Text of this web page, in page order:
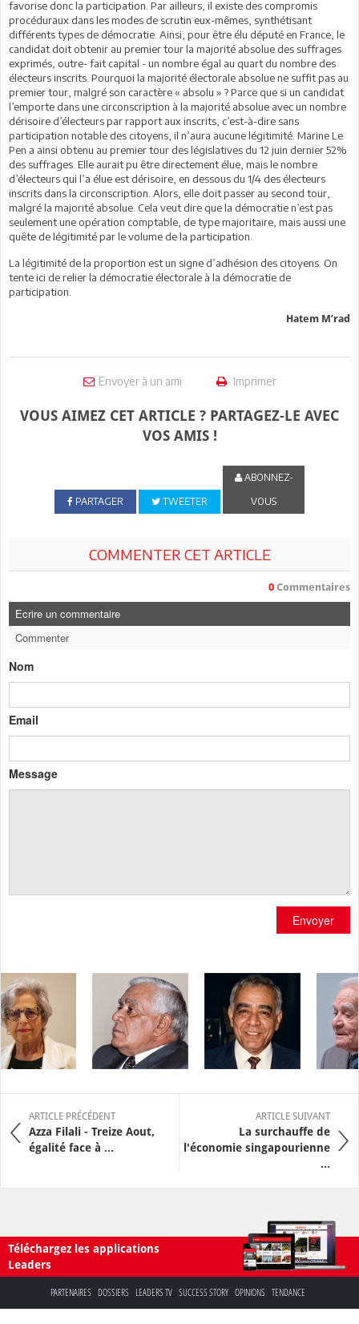
favorise donc la participation. Par ailleurs, il existe des compromis
procéduraux dans les modes de scrutin eux-mêmes, synthétisant
différents types de démocratie. Ainsi, pour être élu député en France, le
candidat doit obtenir au premier tour la majorité absolue des suffrages
exprimés, outre- fait capital - un nombre égal au quart du nombre des
électeurs inscrits. Pourquoi la majorité électorale absolue ne suffit pas au
premier tour, malgré son caractère « absolu » ? Parce que si un candidat
l’emporte dans une circonscription à la majorité absolue avec un nombre
dérisoire d’électeurs par rapport aux inscrits, c’est-à-dire sans
participation notable des citoyens, il n’aura aucune légitimité. Marine Le
Pen a ainsi obtenu au premier tour des législatives du 12 juin dernier 52%
des suffrages. Elle aurait pu être directement élue, mais le nombre
d’électeurs qui l’a élue est dérisoire, en dessous du 1/4 des électeurs
inscrits dans la circonscription. Alors, elle doit passer au second tour,
malgré la majorité absolue. Cela veut dire que la démocratie n’est pas
seulement une opération comptable, de type majoritaire, mais aussi une
quête de légitimité par le volume de la participation.
La légitimité de la proportion est un signe d’adhésion des citoyens. On
tente ici de relier la démocratie électorale à la démocratie de
participation.
Hatem M’rad
Envoyer à un ami Imprimer
VOUS AIMEZ CET ARTICLE ? PARTAGEZ-LE AVEC
VOS AMIS !
PARTAGER TWEETER
ABONNEZ-
VOUS
COMMENTER CET ARTICLE
0 Commentaires
Ecrire un commentaire
Commenter
Nom
Email
Message
Envoyer
ARTICLE PRÉCÉDENT
Azza Filali - Treize Aout,
égalité face à ...
ARTICLE SUIVANT
La surchauffe de
l'économie singapourienne
...
Téléchargez les applications
Leaders
PARTENAIRES DOSSIERS LEADERS TV SUCCESS STORY OPINIONS TENDANCE